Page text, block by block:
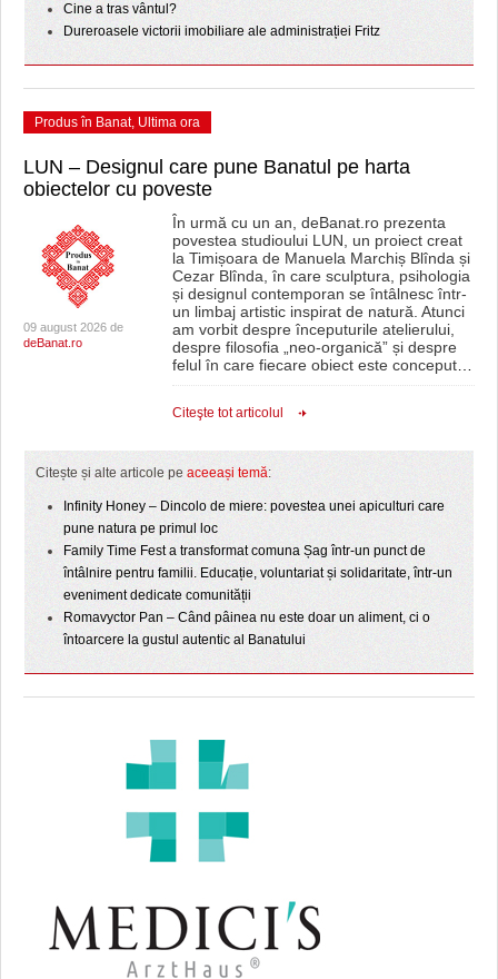
Cine a tras vântul?
Dureroasele victorii imobiliare ale administrației Fritz
Produs în Banat, Ultima ora
LUN – Designul care pune Banatul pe harta
obiectelor cu poveste
09 august 2026 de
deBanat.ro
În urmă cu un an, deBanat.ro prezenta
povestea studioului LUN, un proiect creat
la Timișoara de Manuela Marchiș Blînda și
Cezar Blînda, în care sculptura, psihologia
și designul contemporan se întâlnesc într-
un limbaj artistic inspirat de natură. Atunci
am vorbit despre începuturile atelierului,
despre filosofia „neo-organică” și despre
felul în care fiecare obiect este conceput…
Citeşte tot articolul
Citește și alte articole pe aceeași temă:
Infinity Honey – Dincolo de miere: povestea unei apiculturi care
pune natura pe primul loc
Family Time Fest a transformat comuna Șag într-un punct de
întâlnire pentru familii. Educație, voluntariat și solidaritate, într-un
eveniment dedicate comunității
Romavyctor Pan – Când pâinea nu este doar un aliment, ci o
întoarcere la gustul autentic al Banatului